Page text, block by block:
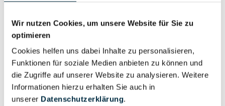
Wir nutzen Cookies, um unsere Website für Sie zu
optimieren
Cookies helfen uns dabei Inhalte zu personalisieren,
Funktionen für soziale Medien anbieten zu können und
die Zugriffe auf unserer Website zu analysieren. Weitere
Informationen hierzu erhalten Sie auch in
unserer Datenschutzerklärung.
Gesellschafterstruktur
Vollständiges
Unternehmensprofil
anfragen